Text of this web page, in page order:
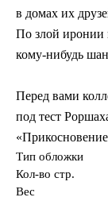
в домах их
По злой иронии
кому-нибудь
Перед вами
под тест
Тип обложки
Кол-во стр.
Вес